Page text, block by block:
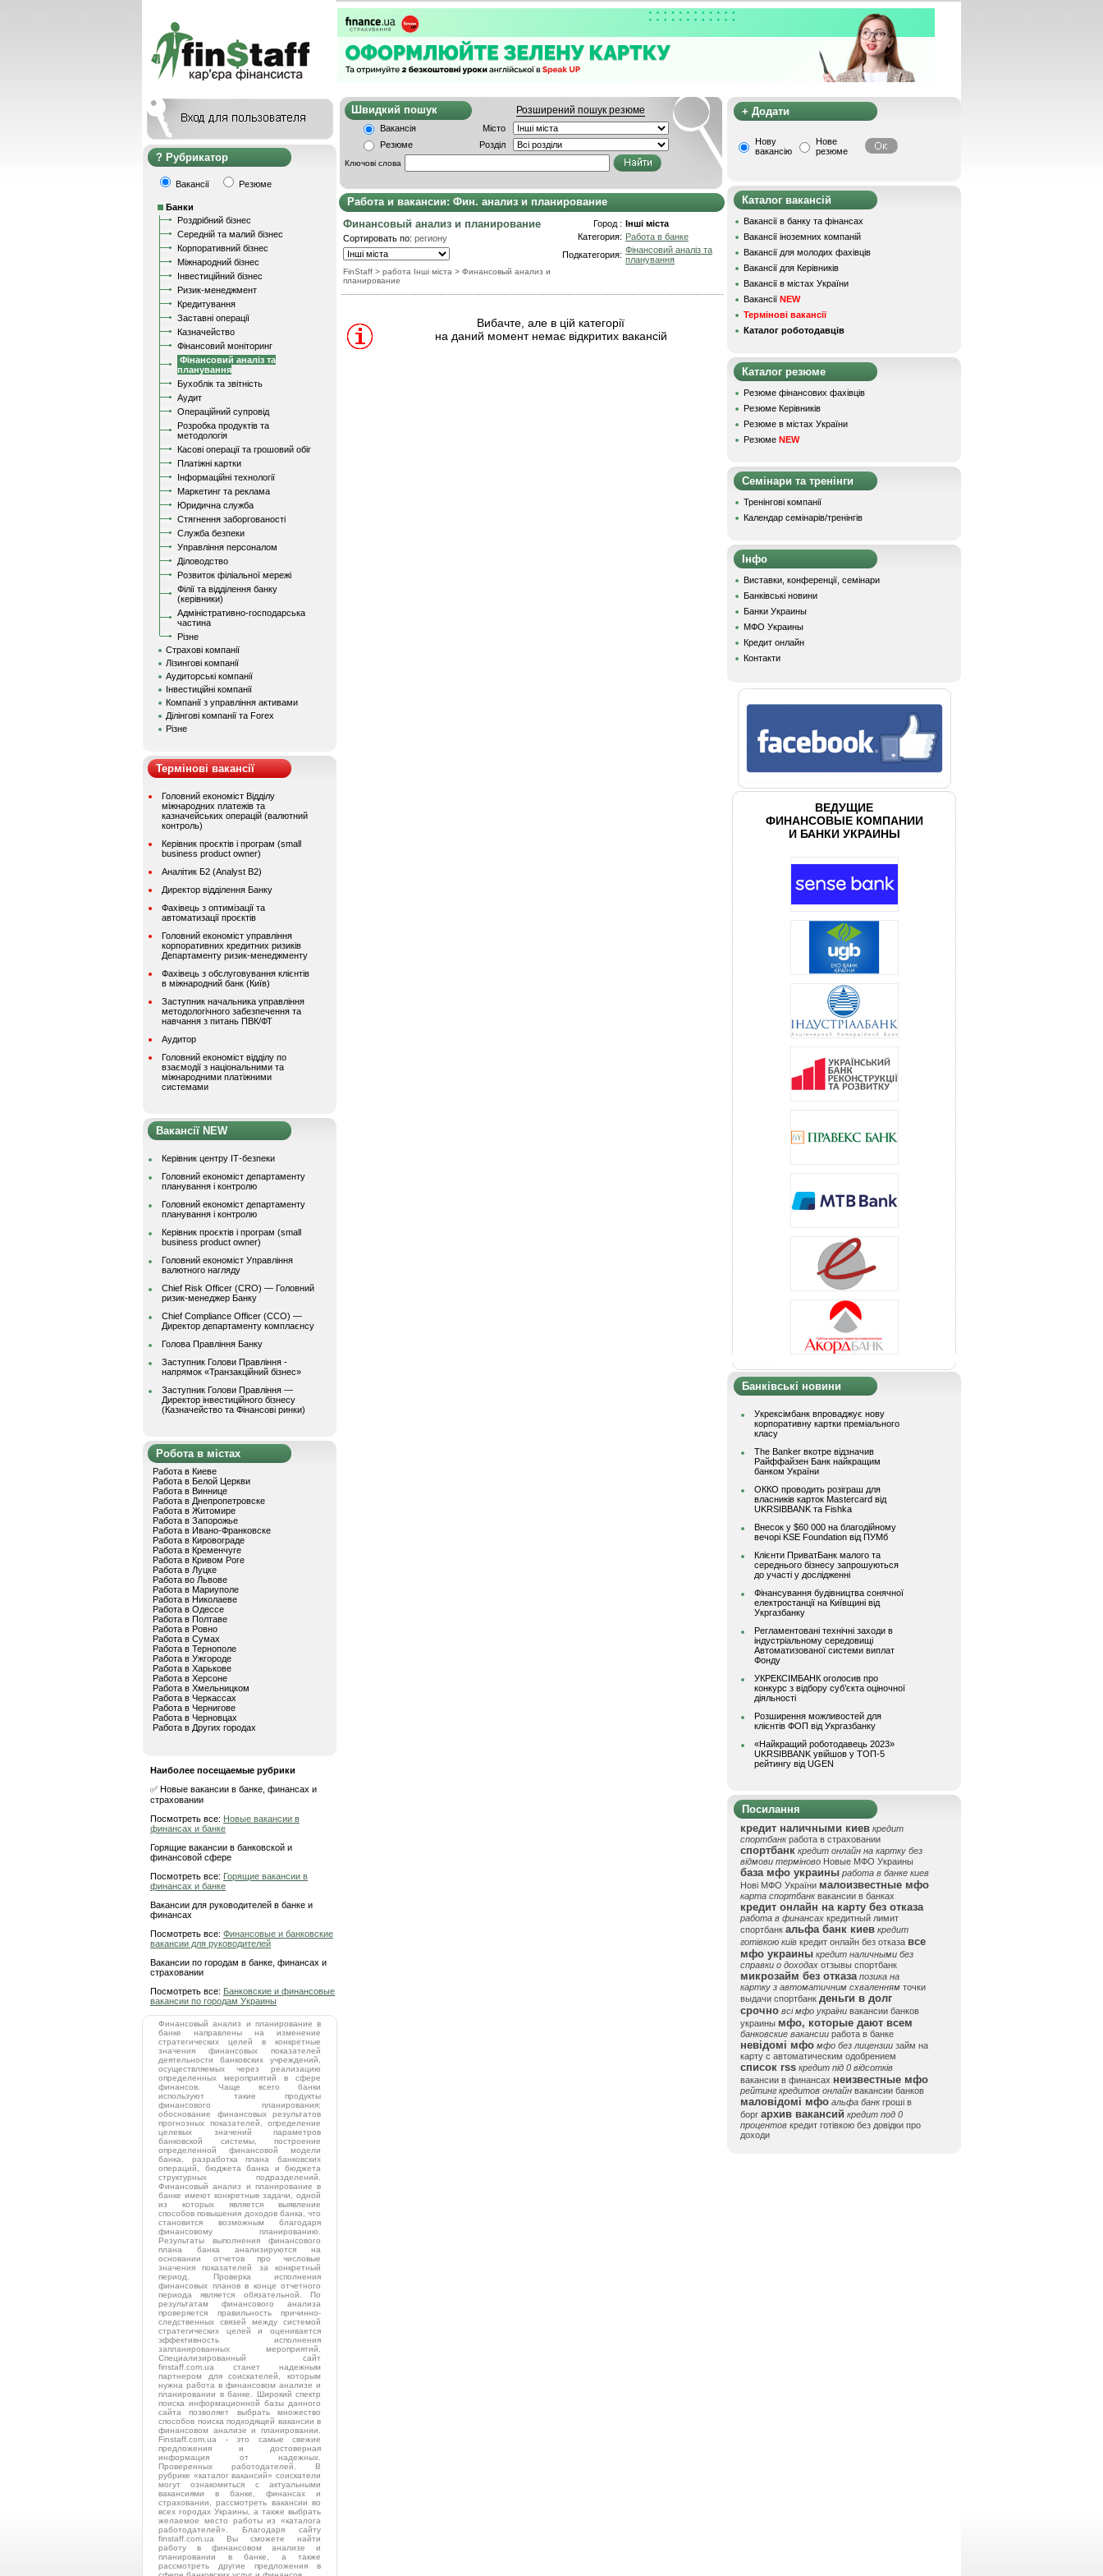
Рубрикатор
Вакансії Резюме
Банки
Роздрібний бізнес
Середній та малий бізнес
Корпоративний бізнес
Міжнародний бізнес
Інвестиційний бізнес
Ризик-менеджмент
Кредитування
Заставні операції
Казначейство
Фінансовий моніторинг
Фінансовий аналіз та
планування
Бухоблік та звітність
Аудит
Операційний супровід
Розробка продуктів та
методологія
Касові операції та грошовий обіг
Платіжні картки
Інформаційні технології
Маркетинг та реклама
Юридична служба
Стягнення заборгованості
Служба безпеки
Управління персоналом
Діловодство
Розвиток філіальної мережі
Філії та відділення банку
(керівники)
Адміністративно-господарська
частина
Різне
Страхові компанії
Лізингові компанії
Аудиторські компанії
Інвестиційні компанії
Компанії з управління активами
Ділінгові компанії та Forex
Різне
Термінові вакансії
Головний економіст Відділу
міжнародних платежів та
казначейських операцій (валютний
контроль)
Керівник проєктів і програм (small
business product owner)
Аналітик Б2 (Analyst B2)
Директор відділення Банку
Фахівець з оптимізації та
автоматизації проєктів
Головний економіст управління
корпоративних кредитних ризиків
Департаменту ризик-менеджменту
Фахівець з обслуговування клієнтів
в міжнародний банк (Київ)
Заступник начальника управління
методологічного забезпечення та
навчання з питань ПВК/ФТ
Аудитор
Головний економіст відділу по
взаємодії з національними та
міжнародними платіжними
системами
Вакансії NEW
Керівник центру ІТ-безпеки
Головний економіст департаменту
планування і контролю
Головний економіст департаменту
планування і контролю
Керівник проєктів і програм (small
business product owner)
Головний економіст Управління
валютного нагляду
Chief Risk Officer (CRO) — Головний
ризик-менеджер Банку
Chief Compliance Officer (CCO) —
Директор департаменту комплаєнсу
Голова Правління Банку
Заступник Голови Правління -
напрямок «Транзакційний бізнес»
Заступник Голови Правління —
Директор інвестиційного бізнесу
(Казначейство та Фінансові ринки)
Робота в містах
Работа в Киеве
Работа в Белой Церкви
Работа в Виннице
Работа в Днепропетровске
Работа в Житомире
Работа в Запорожье
Работа в Ивано-Франковске
Работа в Кировограде
Работа в Кременчуге
Работа в Кривом Роге
Работа в Луцке
Работа во Львове
Работа в Мариуполе
Работа в Николаеве
Работа в Одессе
Работа в Полтаве
Работа в Ровно
Работа в Сумах
Работа в Тернополе
Работа в Ужгороде
Работа в Харькове
Работа в Херсоне
Работа в Хмельницком
Работа в Черкассах
Работа в Чернигове
Работа в Черновцах
Работа в Других городах
Наиболее посещаемые рубрики
✅ Новые вакансии в банке, финансах и
страховании
Посмотреть все: Новые вакансии в
финансах и банке
Горящие вакансии в банковской и
финансовой сфере
Посмотреть все: Горящие вакансии в
финансах и банке
Вакансии для руководителей в банке и
финансах
Посмотреть все: Финансовые и банковские
вакансии для руководителей
Вакансии по городам в банке, финансах и
страховании
Посмотреть все: Банковские и финансовые
вакансии по городам Украины
Финансовый анализ и планирование в
банке направлены на изменение
стратегических целей в конкретные
значения финансовых показателей
деятельности банковских учреждений,
осуществляемых через реализацию
определенных мероприятий в сфере
финансов. Чаще всего банки
используют такие продукты
финансового планирования:
обоснование финансовых результатов
прогнозных показателей, определение
целевых значений параметров
банковской системы, построение
определенной финансовой модели
банка, разработка плана банковских
операций, бюджета банка и бюджета
структурных подразделений.
Финансовый анализ и планирование в
банке имеют конкретные задачи, одной
из которых является выявление
способов повышения доходов банка, что
становится возможным благодаря
финансовому планированию.
Результаты выполнения финансового
плана банка анализируются на
основании отчетов про числовые
значения показателей за конкретный
период. Проверка исполнения
финансовых планов в конце отчетного
периода является обязательной. По
результатам финансового анализа
проверяется правильность причинно-
следственных связей между системой
стратегических целей и оценивается
эффективность исполнения
запланированных мероприятий.
Специализированный сайт
finstaff.com.ua станет надежным
партнером для соискателей, которым
нужна работа в финансовом анализе и
планировании в банке. Широкий спектр
поиска информационной базы данного
сайта позволяет выбрать множество
способов поиска подходящей вакансии в
финансовом анализе и планировании.
Finstaff.com.ua - это самые свежие
предложения и достоверная
информация от надежных.
Проверенных работодателей. В
рубрике «каталог вакансий» соискатели
могут ознакомиться с актуальными
вакансиями в банке, финансах и
страховании, рассмотреть вакансии во
всех городах Украины, а также выбрать
желаемое место работы из «каталога
работодателей». Благодаря сайту
finstaff.com.ua Вы сможете найти
работу в финансовом анализе и
планировании в банке, а также
рассмотреть другие предложения в
Швидкий пошук Розширений пошук резюме
Вакансія
Місто
Резюме
Розділ
Ключові слова
Работа и вакансии: Фин. анализ и планирование
Финансовый анализ и планирование
Сортировать по: региону
FinStaff > работа Інші міста > Финансовый анализ и
планирование
Город : Інші міста
Категория: Работа в банке
Подкатегория: Фінансовий аналіз та
планування
Вибачте, але в цій категорії
на даний момент немає відкритих вакансій
+ Додати
Нову
вакансію
Нове
резюме
Каталог вакансій
Вакансії в банку та фінансах
Вакансії іноземних компаній
Вакансії для молодих фахівців
Вакансії для Керівників
Вакансії в містах України
Вакансії NEW
Термінові вакансії
Каталог роботодавців
Каталог резюме
Резюме фінансових фахівців
Резюме Керівників
Резюме в містах України
Резюме NEW
Семінари та тренінги
Тренінгові компанії
Календар семінарів/тренінгів
Інфо
Виставки, конференції, семінари
Банківські новини
Банки Украины
МФО Украины
Кредит онлайн
Контакти
ВЕДУЩИЕ
ФИНАНСОВЫЕ КОМПАНИИ
И БАНКИ УКРАИНЫ
Банківські новини
Укрексімбанк впроваджує нову
корпоративну картки преміального
класу
The Banker вкотре відзначив
Райффайзен Банк найкращим
банком України
ОККО проводить розіграш для
власників карток Mastercard від
UKRSIBBANK та Fishka
Внесок у $60 000 на благодійному
вечорі KSE Foundation від ПУМб
Клієнти ПриватБанк малого та
середнього бізнесу запрошуються
до участі у дослідженні
Фінансування будівництва сонячної
електростанції на Київщині від
Укргазбанку
Регламентовані технічні заходи в
індустріальному середовищі
Автоматизованої системи виплат
Фонду
УКРЕКСІМБАНК оголосив про
конкурс з відбору суб’єкта оціночної
діяльності
Розширення можливостей для
клієнтів ФОП від Укргазбанку
«Найкращий роботодавець 2023»
UKRSIBBANK увійшов у ТОП-5
рейтингу від UGEN
Посилання
кредит наличными киев кредит
спортбанк работа в страховании
спортбанк кредит онлайн на картку без
відмови терміново Новые МФО Украины
база мфо украины работа в банке киев
Нові МФО України малоизвестные мфо
карта спортбанк вакансии в банках
кредит онлайн на карту без отказа
работа в финансах кредитный лимит
спортбанк альфа банк киев кредит
готівкою київ кредит онлайн без отказа все
мфо украины кредит наличными без
справки о доходах отзывы спортбанк
микрозайм без отказа позика на
картку з автоматичним схваленням точки
выдачи спортбанк деньги в долг
срочно всі мфо україни вакансии банков
украины мфо, которые дают всем
банковские вакансии работа в банке
невідомі мфо мфо без лицензии займ на
карту с автоматическим одобрением
список rss кредит під 0 відсотків
вакансии в финансах неизвестные мфо
рейтинг кредитов онлайн вакансии банков
маловідомі мфо альфа банк гроші в
борг архив вакансий кредит под 0
процентов кредит готівкою без довідки про
доходи